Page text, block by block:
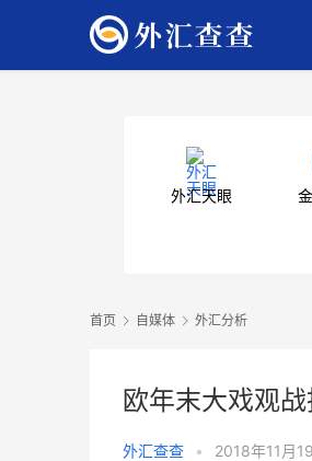
外汇天眼
首页 自媒体 外汇分析
欧年末大戏观
外汇查查 • 2018年11月